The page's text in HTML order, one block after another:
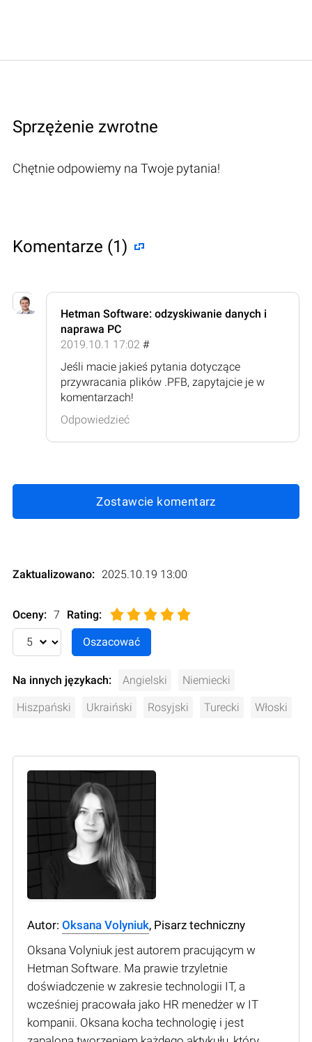
Sprzężenie zwrotne
Chętnie odpowiemy na Twoje pytania!
Komentarze (1)
Hetman Software: odzyskiwanie danych i
naprawa PC
2019.10.1 17:02 #
Jeśli macie jakieś pytania dotyczące
przywracania plików .PFB, zapytajcie je w
komentarzach!
Odpowiedzieć
Zostawcie komentarz
Zaktualizowano: 2025.10.19 13:00
Oceny: 7 Rating:
Na innych językach: Angielski Niemiecki
Hiszpański Ukraiński Rosyjski Turecki Włoski
Autor: Oksana Volyniuk, Pisarz techniczny
Oksana Volyniuk jest autorem pracującym w
Hetman Software. Ma prawie trzyletnie
doświadczenie w zakresie technologii IT, a
wcześniej pracowała jako HR menedżer w IT
kompanii. Oksana kocha technologię i jest